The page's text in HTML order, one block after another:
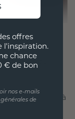
est de
pour
votre
destinée à
offres
l'inspiration.
chance
€ de bon
nos e-mails
de